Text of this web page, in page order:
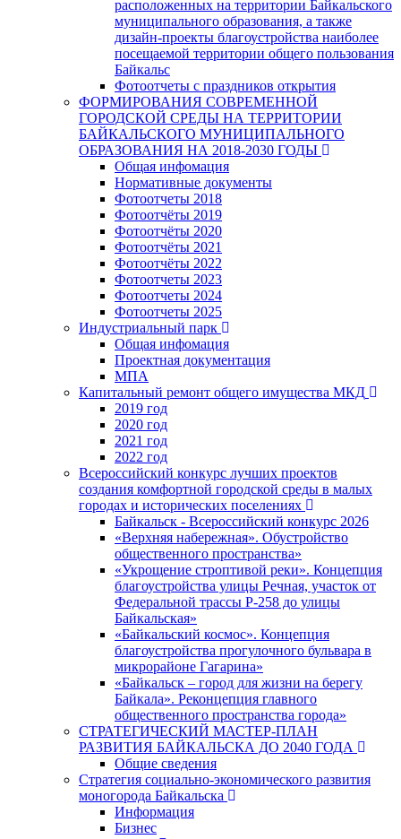
расположенных на территории Байкальского
муниципального образования, а также
дизайн-проекты благоустройства наиболее
посещаемой территории общего пользования
Байкальс
Фотоотчеты с праздников открытия
ФОРМИРОВАНИЯ СОВРЕМЕННОЙ
ГОРОДСКОЙ СРЕДЫ НА ТЕРРИТОРИИ
БАЙКАЛЬСКОГО МУНИЦИПАЛЬНОГО
ОБРАЗОВАНИЯ НА 2018-2030 ГОДЫ
Общая инфомация
Нормативные документы
Фотоотчеты 2018
Фотоотчёты 2019
Фотоотчёты 2020
Фотоотчёты 2021
Фотоотчёты 2022
Фотоотчеты 2023
Фотоотчеты 2024
Фотоотчеты 2025
Индустриальный парк
Общая инфомация
Проектная документация
МПА
Капитальный ремонт общего имущества МКД
2019 год
2020 год
2021 год
2022 год
Всероссийский конкурс лучших проектов
создания комфортной городской среды в малых
городах и исторических поселениях
Байкальск - Всероссийский конкурс 2026
«Верхняя набережная». Обустройство
общественного пространства»
«Укрощение строптивой реки». Концепция
благоустройства улицы Речная, участок от
Федеральной трассы Р-258 до улицы
Байкальская»
«Байкальский космос». Концепция
благоустройства прогулочного бульвара в
микрорайоне Гагарина»
«Байкальск – город для жизни на берегу
Байкала». Реконцепция главного
общественного пространства города»
СТРАТЕГИЧЕСКИЙ МАСТЕР-ПЛАН
РАЗВИТИЯ БАЙКАЛЬСКА ДО 2040 ГОДА
Общие сведения
Стратегия социально-экономического развития
моногорода Байкальска
Информация
Бизнес